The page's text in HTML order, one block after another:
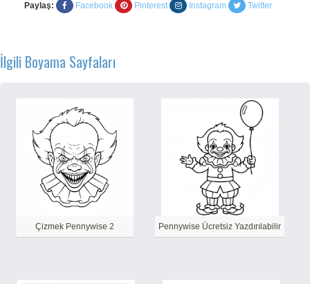
Paylaş: Facebook Pinterest Instagram Twitter
İlgili Boyama Sayfaları
Çizmek Pennywise 2 Pennywise Ücretsiz Yazdırılabilir